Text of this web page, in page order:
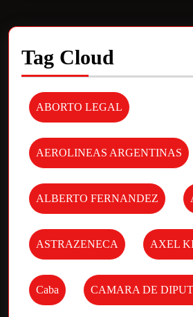
Tag Cloud
ABORTO LEGAL
AEROLINEAS ARGENTINAS
ALBERTO FERNANDEZ
ASTRAZENECA AXEL
Caba CAMARA DE